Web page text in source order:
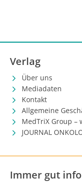
Verlag
Über uns
Mediadaten
Kontakt
Allgemeine
MedTriX Group –
JOURNAL
Immer gut